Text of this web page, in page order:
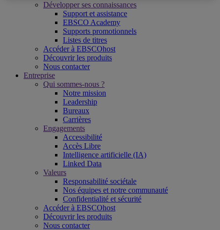
Développer ses connaissances
Support et assistance
EBSCO Academy
Supports promotionnels
Listes de titres
Accéder à EBSCOhost
Découvrir les produits
Nous contacter
Entreprise
Qui sommes-nous ?
Notre mission
Leadership
Bureaux
Carrières
Engagements
Accessibilité
Accès Libre
Intelligence artificielle (IA)
Linked Data
Valeurs
Responsabilité sociétale
Nos équipes et notre communauté
Confidentialité et sécurité
Accéder à EBSCOhost
Découvrir les produits
Nous contacter